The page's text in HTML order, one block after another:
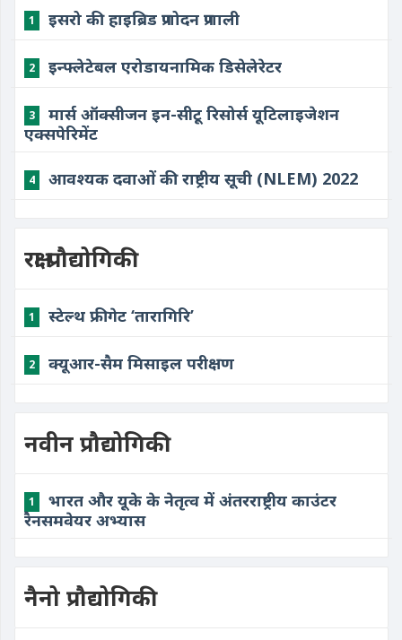
1 इसरो की हाइब्रिड प्रणोदन प्रणाली
2 इन्फ्लेटेबल एरोडायनामिक डिसेलेरेटर
3
मार्स ऑक्सीजन इन-सीटू रिसोर्स यूटिलाइजेशन
एक्सपेरिमेंट
4 आवश्यक दवाओं की राष्ट्रीय सूची (NLEM) 2022
रक्षा प्रौद्योगिकी
1 स्टेल्थ फ्रीगेट ‘तारागिरि’
2 क्यूआर-सैम मिसाइल परीक्षण
नवीन प्रौद्योगिकी
1
भारत और यूके के नेतृत्व में अंतरराष्ट्रीय काउंटर
रैनसमवेयर अभ्यास
नैनो प्रौद्योगिकी